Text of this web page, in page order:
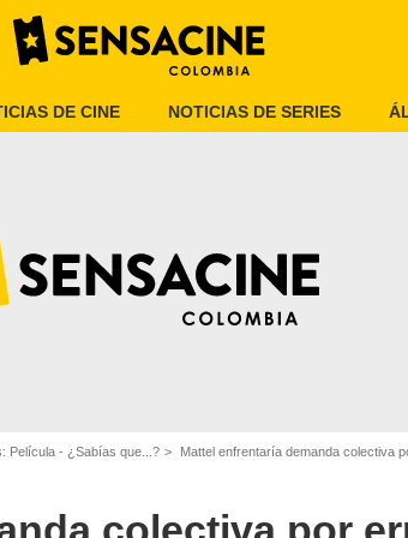
DE CINE NOTICIAS DE SERIES
Película - ¿Sabías que...? Mattel enfrentaría demanda colectiva